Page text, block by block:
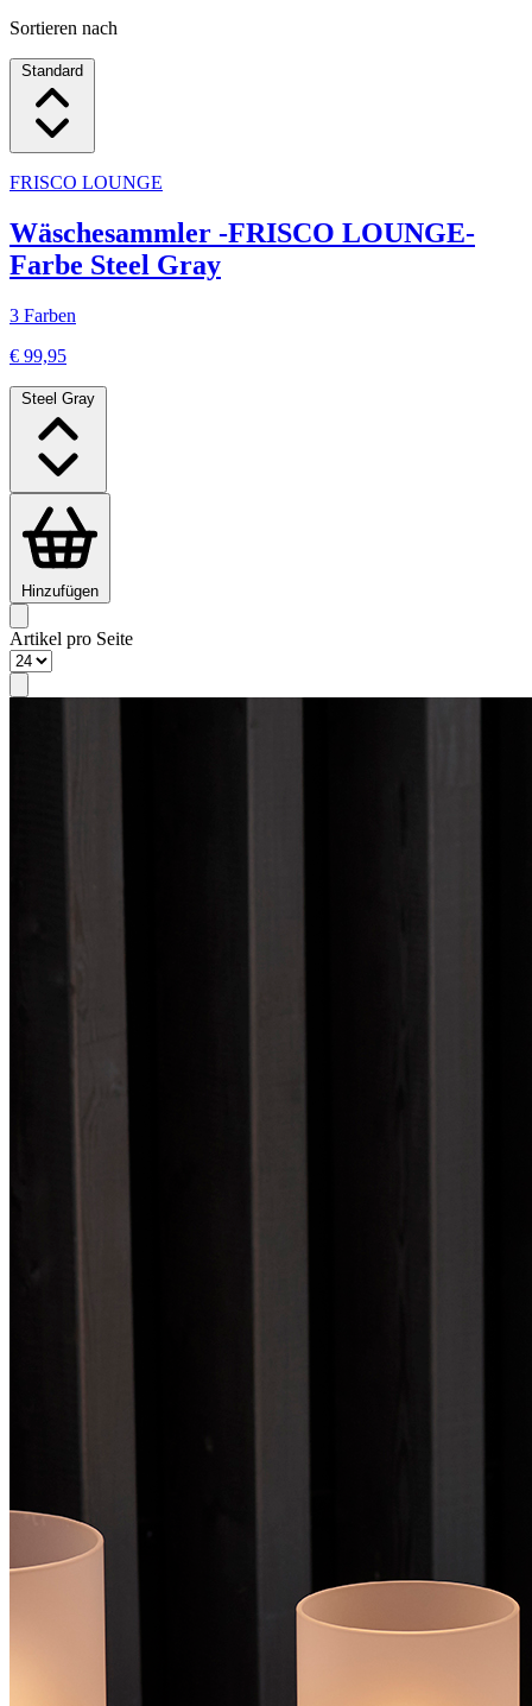
Sortieren nach
Standard
FRISCO LOUNGE
Wäschesammler -FRISCO LOUNGE-
Farbe Steel Gray
3 Farben
€ 99,95
Steel Gray
Hinzufügen
Artikel pro Seite